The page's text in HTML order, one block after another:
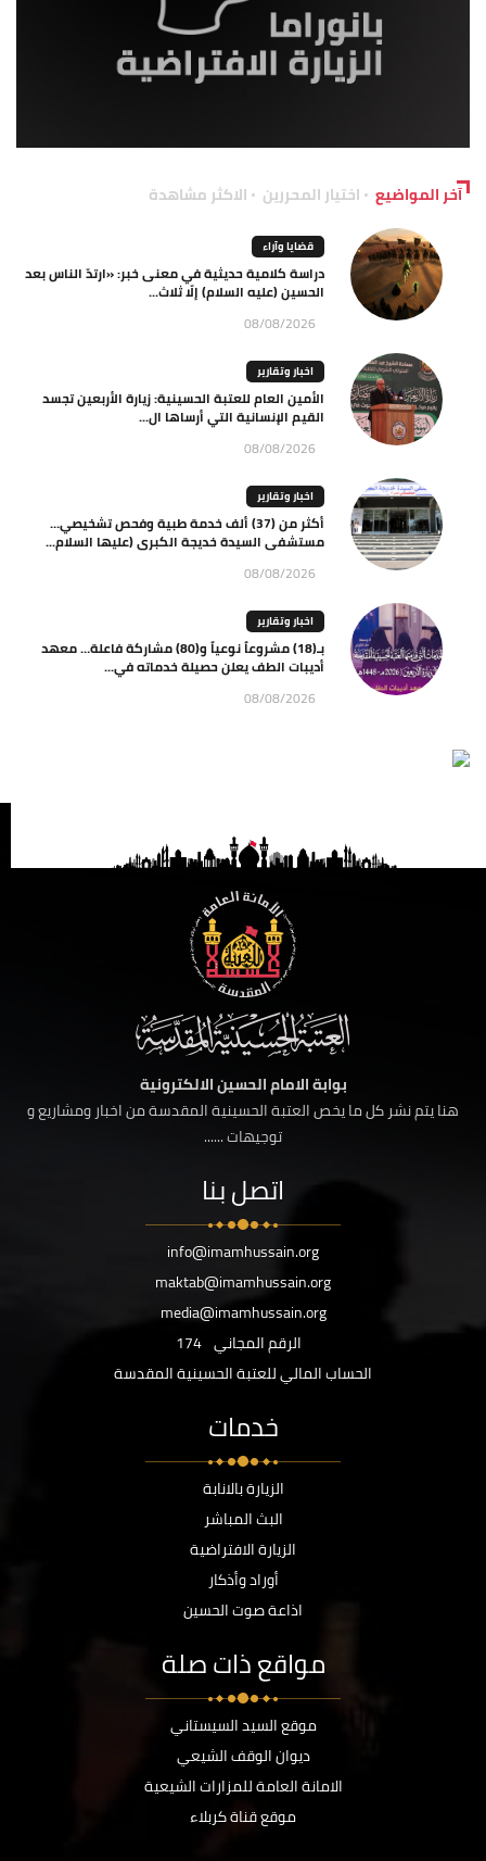
آخر المواضيع اختيار المحررين الاكثر مشاهدة
قضايا وآراء
دراسة كلامية حديثية في معنى خبر: «ارتدّ الناس بعد
الحسين (عليه السلام) إلّا ثلاث...
08/08/2026
اخبار وتقارير
الأمين العام للعتبة الحسينية: زيارة الأربعين تجسد
القيم الإنسانية التي أرساها ال...
08/08/2026
اخبار وتقارير
أكثر من (37) ألف خدمة طبية وفحص تشخيصي…
مستشفى السيدة خديجة الكبرى (عليها السلام...
08/08/2026
اخبار وتقارير
بـ(18) مشروعاً نوعياً و(80) مشاركة فاعلة… معهد
أديبات الطف يعلن حصيلة خدماته في...
08/08/2026
بوابة الامام الحسين الالكترونية
هنا يتم نشر كل ما يخص العتبة الحسينية المقدسة من اخبار ومشاريع و
توجيهات ......
اتصل بنا
info@imamhussain.org
maktab@imamhussain.org
media@imamhussain.org
الرقم المجاني 174
الحساب المالي للعتبة الحسينية المقدسة
خدمات
الزيارة بالانابة
البث المباشر
الزيارة الافتراضية
أوراد وأذكار
اذاعة صوت الحسين
مواقع ذات صلة
موقع السيد السيستاني
ديوان الوقف الشيعي
الامانة العامة للمزارات الشيعية
موقع قناة كربلاء